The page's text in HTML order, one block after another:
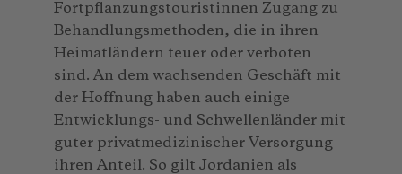
Fortpflanzungstouristinnen Zugang zu
Behandlungsmethoden, die in ihren
Heimatländern teuer oder verboten
sind. An dem wachsenden Geschäft mit
der Hoffnung haben auch einige
Entwicklungs- und Schwellenländer mit
guter privatmedizinischer Versorgung
ihren Anteil. So gilt Jordanien als